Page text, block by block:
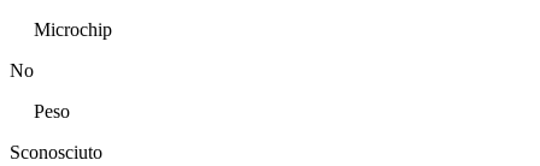
Microchip
No
Peso
Sconosciuto